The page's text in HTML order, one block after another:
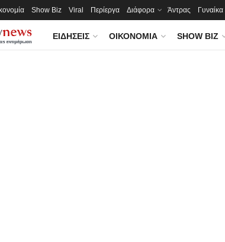
Show Biz Viral Περίεργα Διάφορα Άντρας Γυναίκα
ΕΙΔΉΣΕΙΣ ΟΙΚΟΝΟΜΊΑ SHOW BIZ